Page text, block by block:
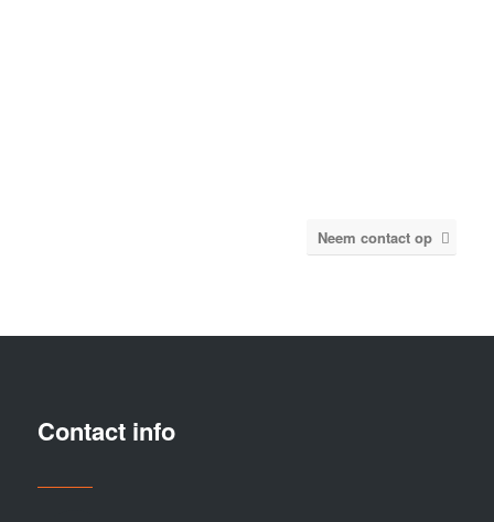
Neem contact op
Contact info